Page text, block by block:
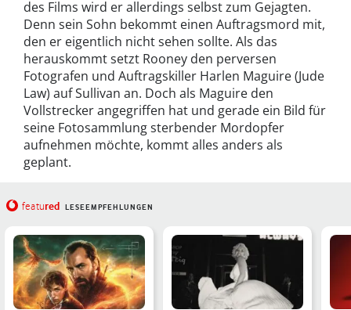
des Films wird er allerdings selbst zum Gejagten.
Denn sein Sohn bekommt einen Auftragsmord mit,
den er eigentlich nicht sehen sollte. Als das
herauskommt setzt Rooney den perversen
Fotografen und Auftragskiller Harlen Maguire (Jude
Law) auf Sullivan an. Doch als Maguire den
Vollstrecker angegriffen hat und gerade ein Bild für
seine Fotosammlung sterbender Mordopfer
aufnehmen möchte, kommt alles anders als
geplant.
featured LESEEMPFEHLUNGEN